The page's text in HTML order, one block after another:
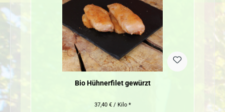
Bio Hühnerfilet gewürzt
37,40 € / Kilo *